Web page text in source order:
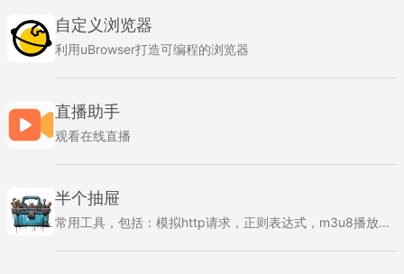
自定义浏览器
利用uBrowser打造可编程的浏览器
直播助手
观看在线直播
半个抽屉
常用工具，包括：模拟http请求，正则表达式，m3u8播放器。。。